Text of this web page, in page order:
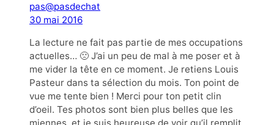
pas@pasdechat
30 mai 2016
La lecture ne fait pas partie de mes occupations
actuelles… 🙁 J’ai un peu de mal à me poser et à
me vider la tête en ce moment. Je retiens Louis
Pasteur dans ta sélection du mois. Ton point de
vue me tente bien ! Merci pour ton petit clin
d’oeil. Tes photos sont bien plus belles que les